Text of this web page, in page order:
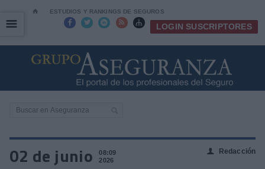
⌂ ESTUDIOS Y RANKINGS DE SEGUROS
     LOGIN SUSCRIPTORES
☰
☰
02 de junio
08:09
2026
👤 Redacción